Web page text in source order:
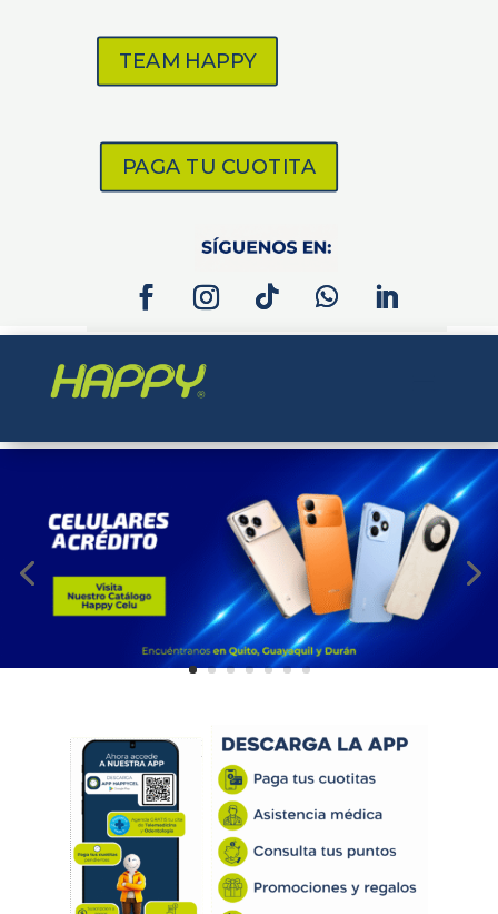
TEAM HAPPY
PAGA TU CUOTITA